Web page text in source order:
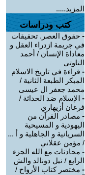
المزيد.....
كتب ودراسات
- حقوق العصر. تحقيقات
في جريمة ازدراء العقل و
معاداة الإنسان / أحمد
التاوتي
- قراءة في تاريخ الاسلام
المبكر الطبعة الثانية /
محمد جعفر ال عيسى
- الإسلام ضد الحداثة /
فرغان أزيهاري
- مصادر القرآن من
اليهودية و المسيحية
السريانية و الجاهلية و أ ...
/ مؤمن عقلاني
- محادثات مع الله الجزء
الرابع / نيل دونالد والش
- مختصر كتاب الأرواح /